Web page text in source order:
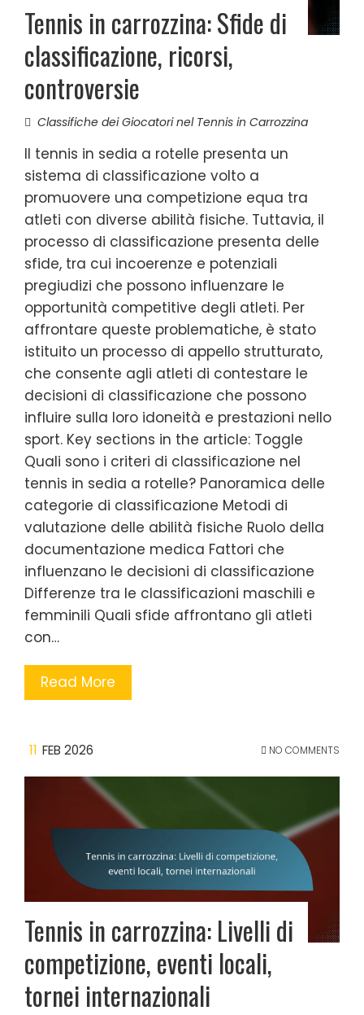
Tennis in carrozzina: Sfide di
classificazione, ricorsi,
controversie
Classifiche dei Giocatori nel Tennis in Carrozzina
Il tennis in sedia a rotelle presenta un
sistema di classificazione volto a
promuovere una competizione equa tra
atleti con diverse abilità fisiche. Tuttavia, il
processo di classificazione presenta delle
sfide, tra cui incoerenze e potenziali
pregiudizi che possono influenzare le
opportunità competitive degli atleti. Per
affrontare queste problematiche, è stato
istituito un processo di appello strutturato,
che consente agli atleti di contestare le
decisioni di classificazione che possono
influire sulla loro idoneità e prestazioni nello
sport. Key sections in the article: Toggle
Quali sono i criteri di classificazione nel
tennis in sedia a rotelle? Panoramica delle
categorie di classificazione Metodi di
valutazione delle abilità fisiche Ruolo della
documentazione medica Fattori che
influenzano le decisioni di classificazione
Differenze tra le classificazioni maschili e
femminili Quali sfide affrontano gli atleti
con…
Read More
11 FEB 2026 NO COMMENTS
Tennis in carrozzina: Livelli di
competizione, eventi locali,
tornei internazionali